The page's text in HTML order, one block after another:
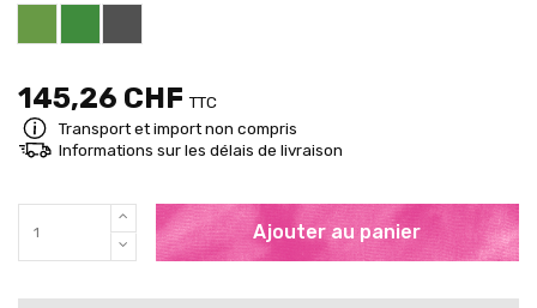
Brigth Green RAL 6018
Pure Green RAL 6037
Grey RAL 7001
145,26 CHF TTC
Transport et import non compris
Informations sur les délais de livraison
Ajouter au panier